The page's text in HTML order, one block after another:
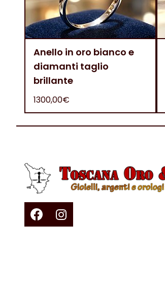
Anello in oro bianco e
diamanti taglio
brillante
1300,00€